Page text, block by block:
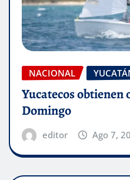
NACIONAL
Yucatecos obtienen
Domingo
editor Ago 7,